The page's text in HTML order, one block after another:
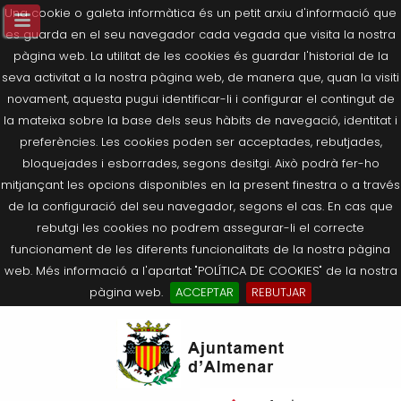
Una cookie o galeta informàtica és un petit arxiu d'informació que
es guarda en el seu navegador cada vegada que visita la nostra
pàgina web. La utilitat de les cookies és guardar l'historial de la
seva activitat a la nostra pàgina web, de manera que, quan la visiti
novament, aquesta pugui identificar-li i configurar el contingut de
la mateixa sobre la base dels seus hàbits de navegació, identitat i
preferències. Les cookies poden ser acceptades, rebutjades,
bloquejades i esborrades, segons desitgi. Això podrà fer-ho
mitjançant les opcions disponibles en la present finestra o a través
de la configuració del seu navegador, segons el cas. En cas que
rebutgi les cookies no podrem assegurar-li el correcte
funcionament de les diferents funcionalitats de la nostra pàgina
web. Més informació a l'apartat "POLÍTICA DE COOKIES" de la nostra
pàgina web.
ACCEPTAR
REBUTJAR
Salutació de l’Alcaldessa
Composició Consistori
Agricultura, Ramaderia i Medi
Què és la Seu Electrònica?
Últimes publicacions